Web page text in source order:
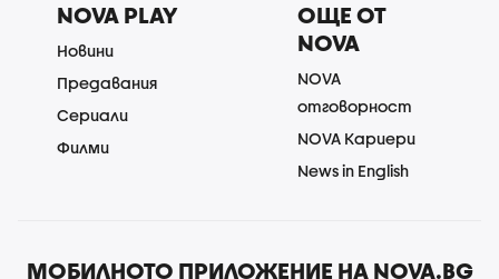
NOVA PLAY
Новини
Предавания
Сериали
Филми
ОЩЕ ОТ
NOVA
NOVA
отговорност
NOVA Кариери
News in English
МОБИЛНОТО ПРИЛОЖЕНИЕ НА NOVA.BG